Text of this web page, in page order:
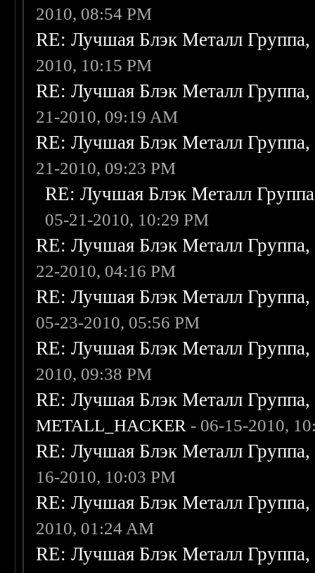
2010, 08:54 PM
RE: Лучшая Блэк Металл
2010, 10:15 PM
RE: Лучшая Блэк Металл
21-2010, 09:19 AM
RE: Лучшая Блэк Металл
21-2010, 09:23 PM
RE: Лучшая Блэк Металл
05-21-2010, 10:29 PM
RE: Лучшая Блэк Металл
22-2010, 04:16 PM
RE: Лучшая Блэк Металл
05-23-2010, 05:56 PM
RE: Лучшая Блэк Металл
2010, 09:38 PM
RE: Лучшая Блэк Металл
METALL_HACKER - 06-15-2010,
RE: Лучшая Блэк Металл
16-2010, 10:03 PM
RE: Лучшая Блэк Металл
2010, 01:24 AM
RE: Лучшая Блэк Металл